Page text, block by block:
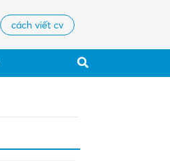
cách viết cv